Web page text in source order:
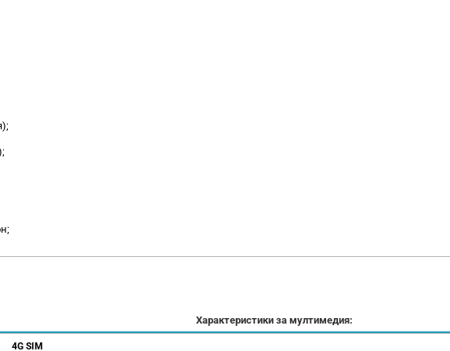
Характеристики за мултимедия:
4G SIM